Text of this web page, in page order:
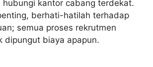
kantor cabang terdekat.
berhati-hatilah terhadap
semua proses rekrutmen
dipungut biaya apapun.